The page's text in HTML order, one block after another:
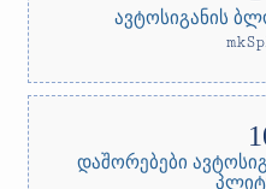
ავტოსიგანის
დაშორებები